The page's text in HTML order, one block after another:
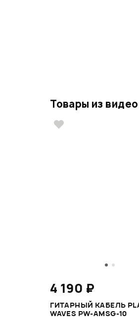
Товары из видео
4 190 ₽
ГИТАРНЫЙ КАБЕЛЬ
WAVES PW-AMSG-10